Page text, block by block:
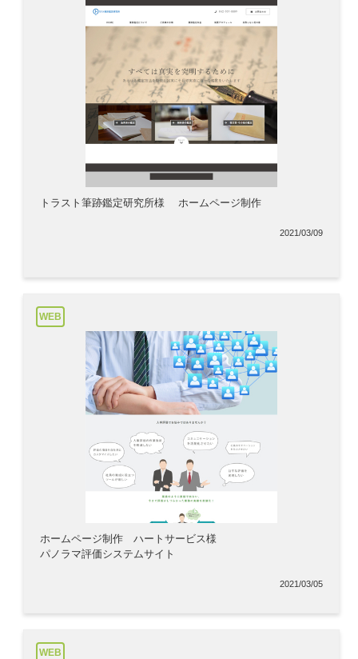
トラスト筆跡鑑定研究所様 ホームページ制作
2021/03/09
WEB
ホームページ制作 ハートサービス様
パノラマ評価システムサイト
2021/03/05
WEB